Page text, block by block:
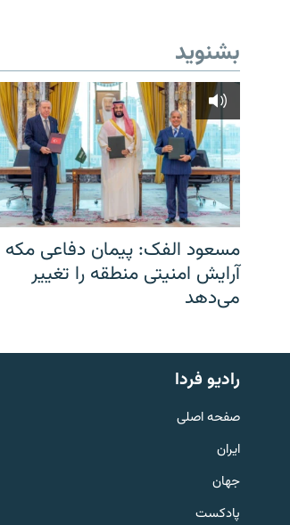
English
به ما بپیوندید
بشنوید
مسعود الفک: پیمان دفاعی مکه
آرایش امنیتی منطقه را تغییر
می‌دهد
رادیو فردا
صفحه اصلی
ایران
جهان
پادکست